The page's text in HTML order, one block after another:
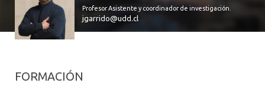
POSTGRADOS Y EDUCACIÓN CONTINUA
EXTENSIÓN
Profesor Asistente y coordinador de investigación.
jgarrido@udd.cl
FORMACIÓN